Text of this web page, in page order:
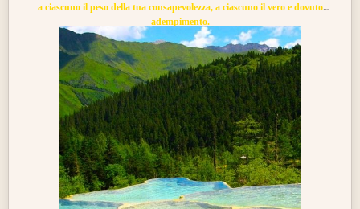
a ciascuno il peso della tua consapevolezza, a ciascuno il vero e dovuto
adempimento.